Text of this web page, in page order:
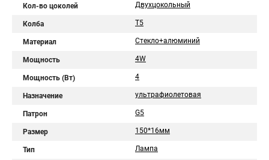
Кол-во цоколей Двухцокольный
Колба T5
Материал Стекло+алюминий
Мощность 4W
Мощность (Вт) 4
Назначение ультрафиолетовая
Патрон G5
Размер 150*16мм
Тип Лампа